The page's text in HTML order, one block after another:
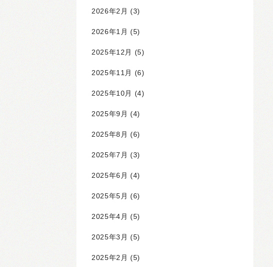
2026年2月 (3)
2026年1月 (5)
2025年12月 (5)
2025年11月 (6)
2025年10月 (4)
2025年9月 (4)
2025年8月 (6)
2025年7月 (3)
2025年6月 (4)
2025年5月 (6)
2025年4月 (5)
2025年3月 (5)
2025年2月 (5)